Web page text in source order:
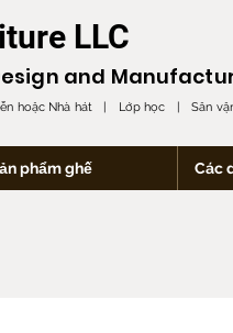
LLC
and
hoặc Nhà hát | Lớp học | Sân
phẩm ghế Các